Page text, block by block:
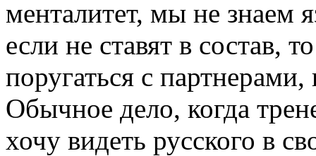
менталитет, мы не знаем
если не ставят в состав,
поругаться с
Обычное дело, когда
хочу видеть русского в